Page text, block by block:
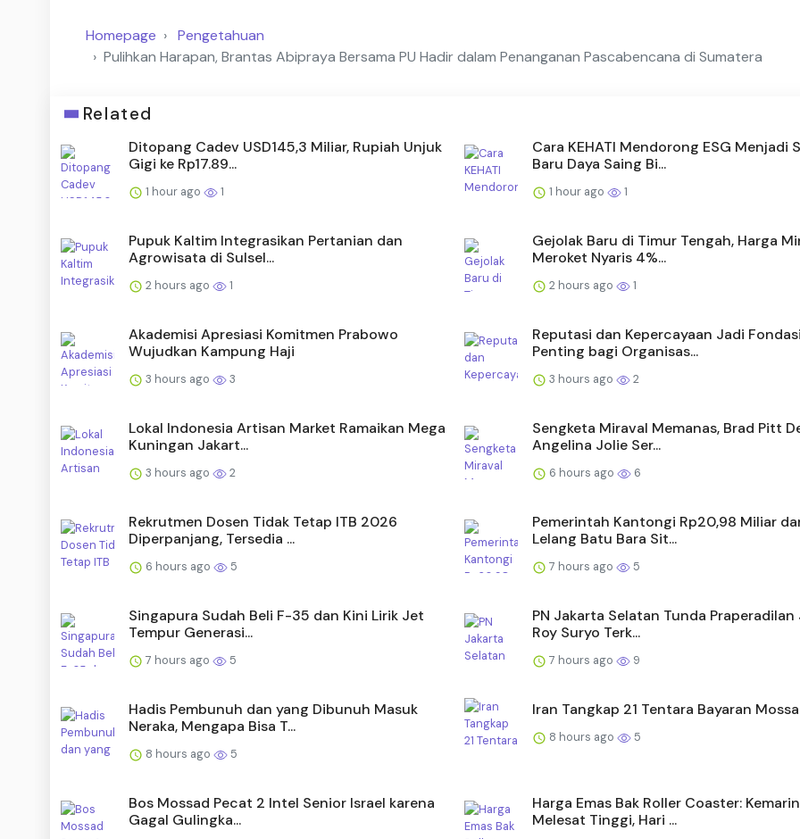
Homepage
Pengetahuan
Pulihkan Harapan, Brantas Abipraya Bersama PU Hadir dalam Penanganan Pascabencana di Sumatera
Related
Ditopang Cadev USD145,3 Miliar, Rupiah Unjuk
Gigi ke Rp17.89...
1 hour ago 1
Cara KEHATI Mendorong ESG Menjadi
Baru Daya Saing Bi...
1 hour ago 1
Pupuk Kaltim Integrasikan Pertanian dan
Agrowisata di Sulsel...
2 hours ago 1
Gejolak Baru di Timur Tengah, Harga
Meroket Nyaris 4%...
2 hours ago 1
Akademisi Apresiasi Komitmen Prabowo
Wujudkan Kampung Haji
3 hours ago 3
Reputasi dan Kepercayaan Jadi Fondasi
Penting bagi Organisas...
3 hours ago 2
Lokal Indonesia Artisan Market Ramaikan Mega
Kuningan Jakart...
3 hours ago 2
Sengketa Miraval Memanas, Brad Pitt
Angelina Jolie Ser...
6 hours ago 6
Rekrutmen Dosen Tidak Tetap ITB 2026
Diperpanjang, Tersedia ...
6 hours ago 5
Pemerintah Kantongi Rp20,98 Miliar
Lelang Batu Bara Sit...
7 hours ago 5
Singapura Sudah Beli F-35 dan Kini Lirik Jet
Tempur Generasi...
7 hours ago 5
PN Jakarta Selatan Tunda
Roy Suryo Terk...
7 hours ago 9
Hadis Pembunuh dan yang Dibunuh Masuk
Neraka, Mengapa Bisa T...
8 hours ago 5
Iran Tangkap 21 Tentara Bayaran
8 hours ago 5
Bos Mossad Pecat 2 Intel Senior Israel karena
Gagal Gulingka...
Harga Emas Bak Roller Coaster: Kemarin
Melesat Tinggi, Hari ...